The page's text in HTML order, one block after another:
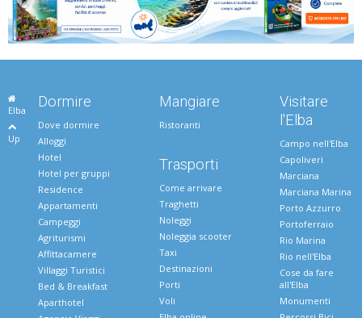
Elba
Up
Dormire
Dove dormire
Alloggi
Hotel
Hotel per gruppi
Residence
Appartamenti
Campeggi
Agriturismi
Affittacamere
Villaggi Turistici
Bed & Breakfast
Aparthotel
Mangiare
Ristoranti
Trasporti
Come arrivare
Traghetti
Noleggi
Noleggia scooter
Taxi
Destinazioni
Porti
Voli
Visitare
l'Elba
Campo nell'Elba
Capoliveri
Marciana
Marciana Marina
Porto Azzurro
Portoferraio
Rio Marina
Rio nell'Elba
Cose da fare
all'Elba
Monumenti